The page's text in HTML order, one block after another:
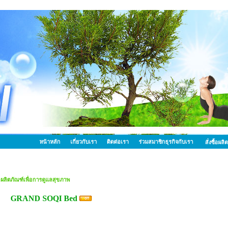
หน้าหลัก เกี่ยวกับเรา ติดต่อเรา ร่วมสมาชิกธุรกิจกับเรา สั่งซื้อผลิ
ผลิตภัณฑ์เพื่อการดูแลสุขภาพ
GRAND SOQI Bed